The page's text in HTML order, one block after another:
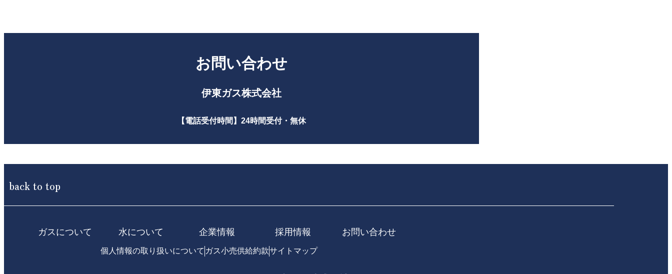
お問い合わせ
伊東ガス株式会社
【電話受付時間】 24時間受付・無休
back to top
ガスについて 水について 企業情報 採用情報 お問い合わせ
個人情報の取り扱いについて ガス小売供給約款サイトマップ